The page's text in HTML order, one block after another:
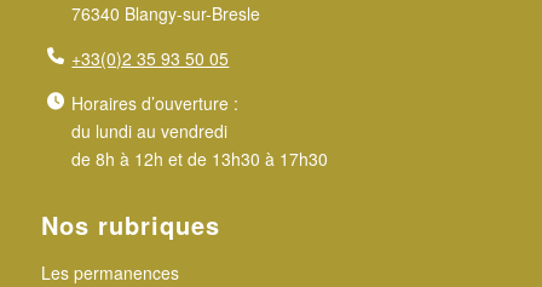
76340 Blangy-sur-Bresle
+33(0)2 35 93 50 05
Horaires d’ouverture :
du lundi au vendredi
de 8h à 12h et de 13h30 à 17h30
Nos rubriques
Les permanences